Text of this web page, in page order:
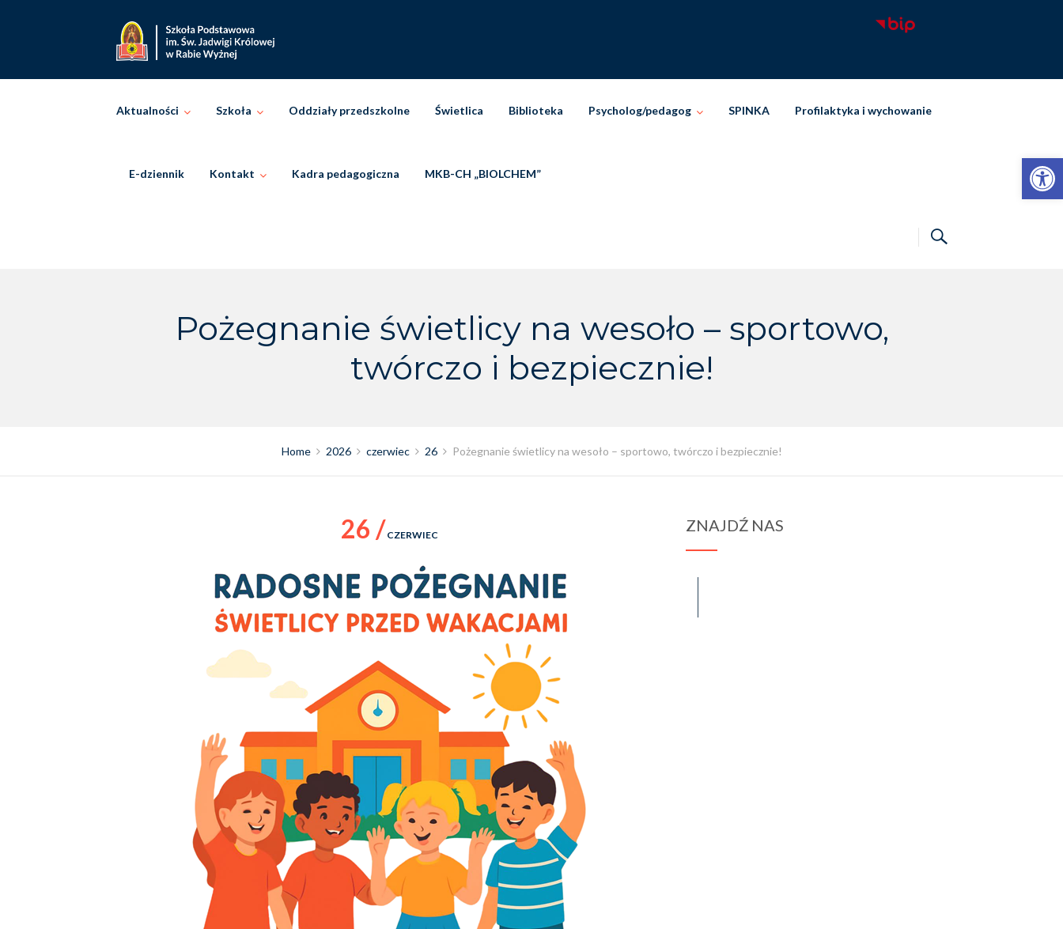
Otwórz pasek narzędzi
Aktualności Szkoła Oddziały przedszkolne Świetlica Biblioteka Psycholog/pedagog SPINKA Profilaktyka i wychowanie
E-dziennik Kontakt Kadra pedagogiczna MKB-CH „BIOLCHEM”
Pożegnanie świetlicy na wesoło – sportowo,
twórczo i bezpiecznie!
Home 2026 czerwiec 26 Pożegnanie świetlicy na wesoło – sportowo, twórczo i bezpiecznie!
26 / CZERWIEC
ZNAJDŹ NAS